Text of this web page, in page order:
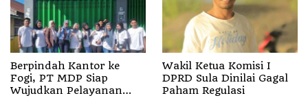
Berpindah Kantor ke
Fogi, PT MDP Siap
Wujudkan Pelayanan
Wakil Ketua Komisi I
DPRD Sula Dinilai Gagal
Paham Regulasi